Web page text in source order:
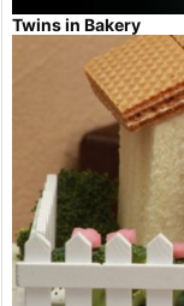
Twins in Bakery